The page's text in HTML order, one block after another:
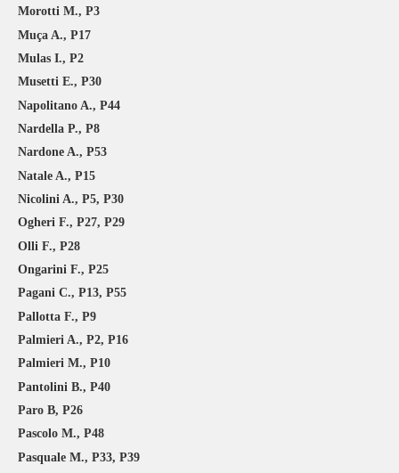
Morotti M., P3
Muça A., P17
Mulas I., P2
Musetti E., P30
Napolitano A., P44
Nardella P., P8
Nardone A., P53
Natale A., P15
Nicolini A., P5, P30
Ogheri F., P27, P29
Olli F., P28
Ongarini F., P25
Pagani C., P13, P55
Pallotta F., P9
Palmieri A., P2, P16
Palmieri M., P10
Pantolini B., P40
Paro B, P26
Pascolo M., P48
Pasquale M., P33, P39